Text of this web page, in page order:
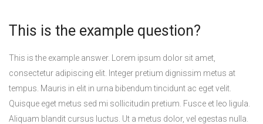
This is the example question?
This is the example answer. Lorem ipsum dolor sit amet,
consectetur adipiscing elit. Integer pretium dignissim metus at
tempus. Mauris in elit in urna bibendum tincidunt ac eget velit.
Quisque eget metus sed mi sollicitudin pretium. Fusce et leo ligula.
Aliquam blandit cursus luctus. Ut a metus dolor, vel egestas nulla.